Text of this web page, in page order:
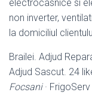
electrocasnice si
non inverter,
la domiciliul
Brailei. Adjud
Adjud Sascut. 24
Focsani· FrigoServ